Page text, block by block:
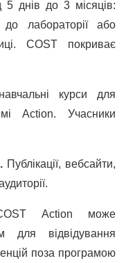
5 днів до 3 місяців:
до лабораторії або
COST покриває
курси для
Action. Учасники
Публікації, вебсайти,
Action може
для відвідування
поза програмою